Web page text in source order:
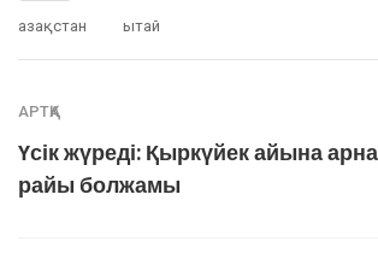
Қазақстан Қытай
АРТҚА
Үсік жүреді: Қыркүйек айына
райы болжамы